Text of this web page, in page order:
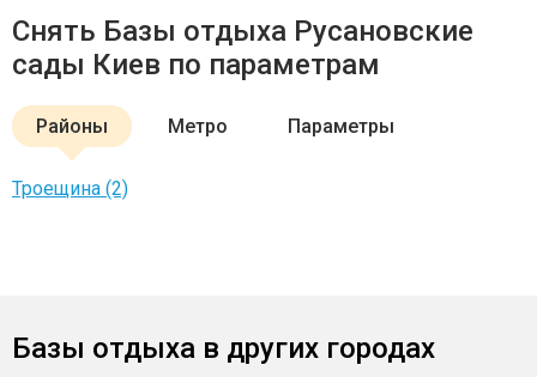
Снять Базы отдыха Русановские
сады Киев по параметрам
Районы Метро Параметры
Троещина (2)
Базы отдыха в других городах